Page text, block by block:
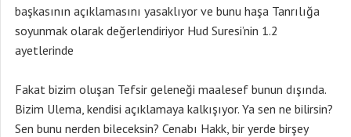
başkasının açıklamasını yasaklıyor ve bunu haşa Tanrılığa
soyunmak olarak değerlendiriyor Hud Suresi’nin 1.2
ayetlerinde
Fakat bizim oluşan Tefsir geleneği maalesef bunun dışında.
Bizim Ulema, kendisi açıklamaya kalkışıyor. Ya sen ne bilirsin?
Sen bunu nerden bileceksin? Cenabı Hakk, bir yerde birşey